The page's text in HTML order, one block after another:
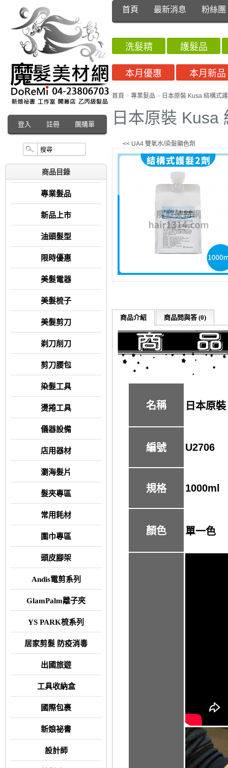
登入 註冊 團購單
首頁 最新消息 粉絲團
商品目錄
專業髮品
新品上市
油頭髮型
限時優惠
美髮電器
美髮梳子
美髮剪刀
剃刀削刀
剪刀腰包
染髮工具
燙捲工具
儀器設備
店用器材
瀏海髮片
髮夾專區
常用耗材
圍巾專區
頭皮腳架
Andis電剪系列
GlamPalm離子夾
YS PARK梳系列
居家剪髮 防疫消毒
出國旅遊
工具收納盒
國際包裹
新娘祕書
設計師
洗髮精
護髮品
本月優惠
本月新品
首頁 > 專業髮品 > 日本原裝 Kusa 結構式
日本原裝 Kusa
<< UA4 雙氧水/染髮顯色劑
商品介紹 商品問與答 (0)
名稱 日本原
編號 U2706
規格 1000ml
顏色 單一色